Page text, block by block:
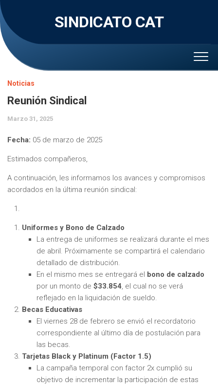
Skip
to
content
SINDICATO CAT
Noticias
Reunión Sindical
Marzo 31, 2025
Fecha: 05 de marzo de 2025
Estimados compañeros,
A continuación, les informamos los avances y compromisos
acordados en la última reunión sindical:
Uniformes y Bono de Calzado
La entrega de uniformes se realizará durante el mes
de abril. Próximamente se compartirá el calendario
detallado de distribución.
En el mismo mes se entregará el bono de calzado
por un monto de $33.854, el cual no se verá
reflejado en la liquidación de sueldo.
Becas Educativas
El viernes 28 de febrero se envió el recordatorio
correspondiente al último día de postulación para
las becas.
Tarjetas Black y Platinum (Factor 1.5)
La campaña temporal con factor 2x cumplió su
objetivo de incrementar la participación de estas